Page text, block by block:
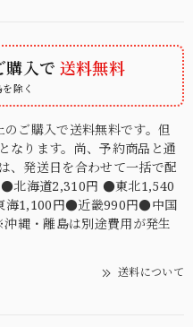
購入で 送料無料
除く
のご購入で送料無料です。但
なります。尚、予約商品と通
、発送日を合わせて一括で配
●北海道2,310円 ●東北1,540
海1,100円●近畿990円●中国
縄・離島は別途費用が発生
送料について